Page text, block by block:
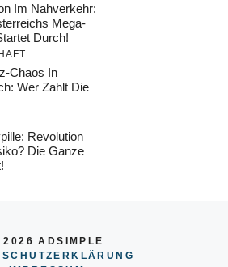
Im Nahverkehr:
Mega-
Durch!
Chaos In
Wer Zahlt Die
Revolution
Die Ganze
ADSIMPLE